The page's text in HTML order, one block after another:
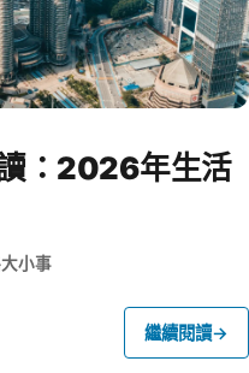
：2026年生活
小事
繼續閱讀→